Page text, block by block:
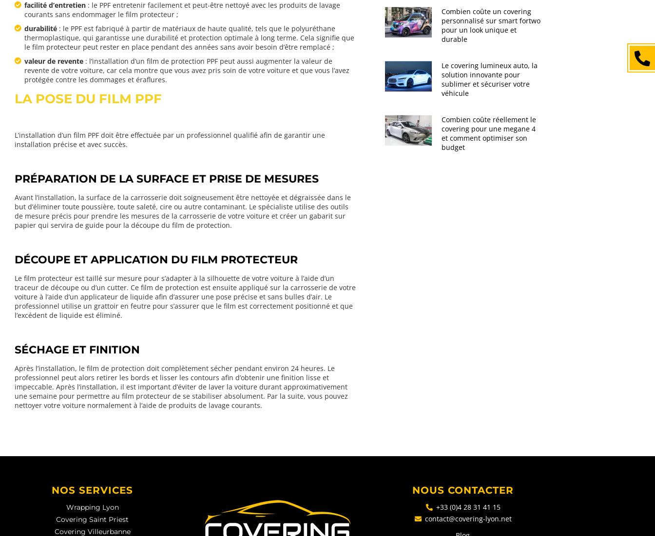
facilité d’entretien : le PPF entretenir facilement et peut-être nettoyé avec les produits de lavage
courants sans endommager le film protecteur ;
durabilité : le PPF est fabriqué à partir de matériaux de haute qualité, tels que le polyuréthane
thermoplastique, qui garantisse une durabilité et protection optimale à long terme. Cela signifie que
le film protecteur peut rester en place pendant des années sans avoir besoin d’être remplacé ;
valeur de revente : l’installation d’un film de protection PPF peut aussi augmenter la valeur de
revente de votre voiture, car cela montre que vous avez pris soin de votre voiture et que vous l’avez
protégée contre les dommages et éraflures.
LA POSE DU FILM PPF
L’installation d’un film PPF doit être effectuée par un professionnel qualifié afin de garantir une
installation précise et avec succès.
PRÉPARATION DE LA SURFACE ET PRISE DE MESURES
Avant l’installation, la surface de la carrosserie doit soigneusement être nettoyée et dégraissée dans le
but d’éliminer toute poussière, toute saleté, cire ou autre contaminant. Le spécialiste utilise des outils
de mesure précis pour prendre les mesures de la carrosserie de votre voiture et créer un gabarit sur
papier qui servira de guide pour la découpe du film de protection.
DÉCOUPE ET APPLICATION DU FILM PROTECTEUR
Le film protecteur est taillé sur mesure pour s’adapter à la silhouette de votre voiture à l’aide d’un
traceur de découpe ou d’un cutter. Ce film de protection est ensuite appliqué sur la carrosserie de votre
voiture à l’aide d’un applicateur de liquide afin d’assurer une pose précise et sans bulles d’air. Le
professionnel utilise un grattoir en feutre pour s’assurer que le film est correctement positionné et que
l’excédent de liquide est éliminé.
SÉCHAGE ET FINITION
Après l’installation, le film de protection doit complètement sécher pendant environ 24 heures. Le
professionnel peut alors retirer les bords et lisser les contours afin d’obtenir une finition lisse et
impeccable. Après l’installation, il est important d’éviter de laver la voiture durant approximativement
une semaine pour permettre au film protecteur de se stabiliser absolument. Par la suite, vous pouvez
nettoyer votre voiture normalement à l’aide de produits de lavage courants.
Combien coûte un covering
personnalisé sur smart fortwo
pour un look unique et
durable
Le covering lumineux auto, la
solution innovante pour
sublimer et sécuriser votre
véhicule
Combien coûte réellement le
covering pour une megane 4
et comment optimiser son
budget
NOS SERVICES
Wrapping Lyon
Covering Saint Priest
Covering Villeurbanne
NOUS CONTACTER
+33 (0)4 28 31 41 15
contact@covering-lyon.net